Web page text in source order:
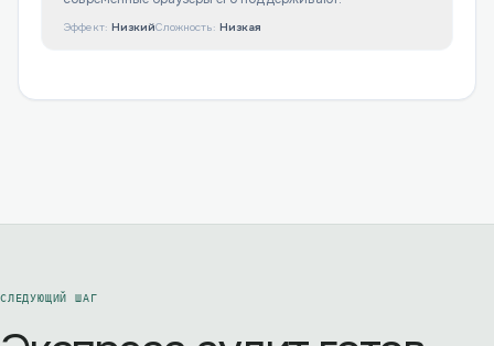
Эффект: НизкийСложность: Низкая
СЛЕДУЮЩИЙ ШАГ